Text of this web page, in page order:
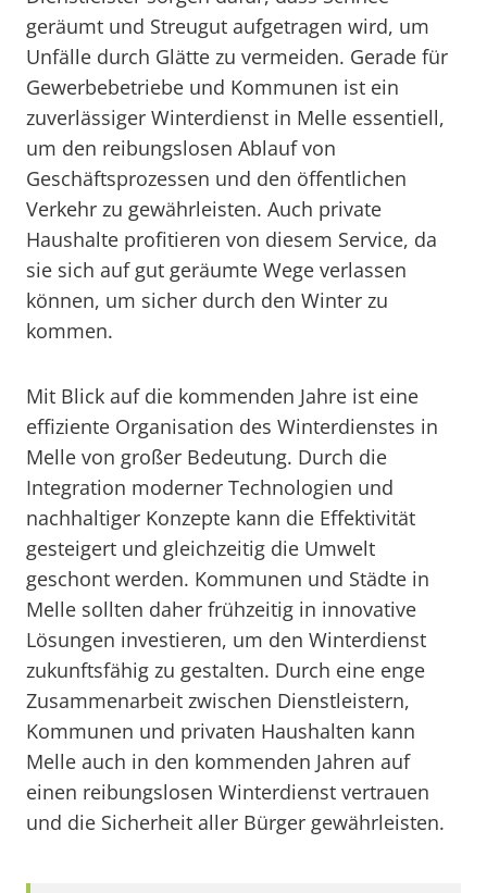
geräumt und Streugut aufgetragen wird, um
Unfälle durch Glätte zu vermeiden. Gerade für
Gewerbebetriebe und Kommunen ist ein
zuverlässiger Winterdienst in Melle essentiell,
um den reibungslosen Ablauf von
Geschäftsprozessen und den öffentlichen
Verkehr zu gewährleisten. Auch private
Haushalte profitieren von diesem Service, da
sie sich auf gut geräumte Wege verlassen
können, um sicher durch den Winter zu
kommen.
Mit Blick auf die kommenden Jahre ist eine
effiziente Organisation des Winterdienstes in
Melle von großer Bedeutung. Durch die
Integration moderner Technologien und
nachhaltiger Konzepte kann die Effektivität
gesteigert und gleichzeitig die Umwelt
geschont werden. Kommunen und Städte in
Melle sollten daher frühzeitig in innovative
Lösungen investieren, um den Winterdienst
zukunftsfähig zu gestalten. Durch eine enge
Zusammenarbeit zwischen Dienstleistern,
Kommunen und privaten Haushalten kann
Melle auch in den kommenden Jahren auf
einen reibungslosen Winterdienst vertrauen
und die Sicherheit aller Bürger gewährleisten.